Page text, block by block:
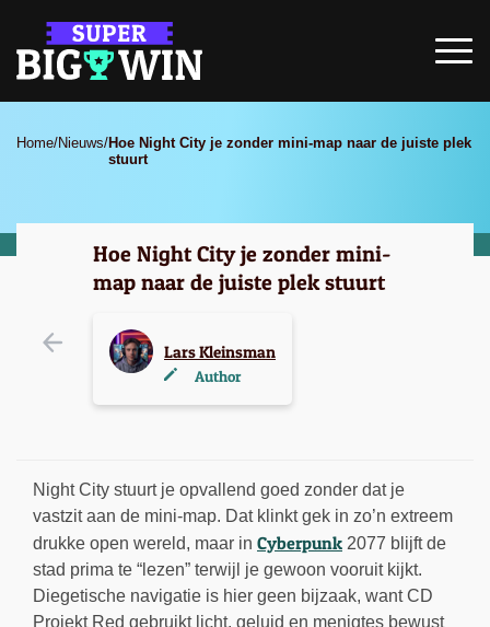
Home/Nieuws/Hoe Night City je zonder mini-map naar de juiste plek
stuurt
Hoe Night City je zonder mini-
map naar de juiste plek stuurt
Lars Kleinsman
Author
Night City stuurt je opvallend goed zonder dat je
vastzit aan de mini-map. Dat klinkt gek in zo’n extreem
drukke open wereld, maar in Cyberpunk 2077 blijft de
stad prima te “lezen” terwijl je gewoon vooruit kijkt.
Diegetische navigatie is hier geen bijzaak, want CD
Projekt Red gebruikt licht, geluid en menigtes bewust